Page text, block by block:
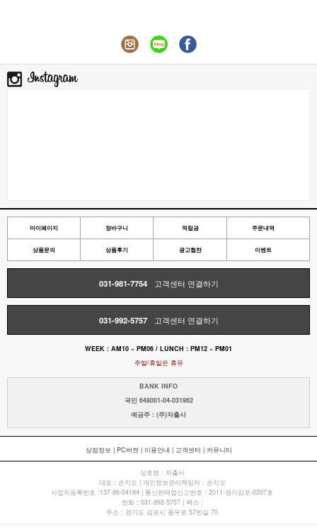
마이페이지 장바구니 적립금 주문내역
상품문의 상품후기 광고협찬 이벤트
031-981-7754 고객센터 연결하기
031-992-5757 고객센터 연결하기
WEEK : AM10 ~ PM06 / LUNCH : PM12 ~ PM01
주말/휴일은 휴뮤
BANK INFO
국민 648001-04-031962
예금주 : (주)자출사
상점정보 | PC버젼 | 이용안내 | 고객센터 | 커뮤니티
상호명 : 자출사
대표 : 손지오 | 개인정보관리책임자 : 손지오
사업자등록번호 :137-86-04184 | 통신판매업신고번호 : 2011-경기김포-0207호
전화 : 031-992-5757 | 팩스 :
주소 : 경기도 김포시 풍무로 57번길 70